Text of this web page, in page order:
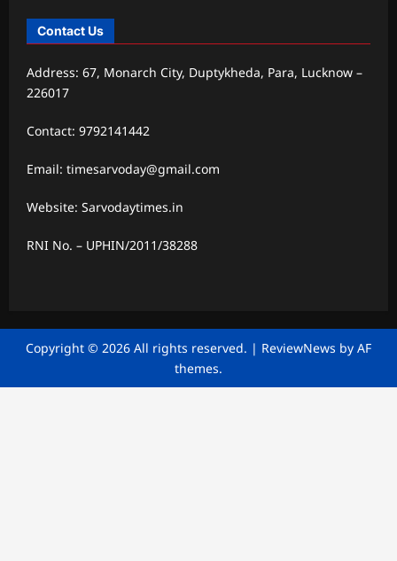
Contact Us
Address: 67, Monarch City, Duptykheda, Para, Lucknow –
226017
Contact: 9792141442
Email: timesarvoday@gmail.com
Website: Sarvodaytimes.in
RNI No. – UPHIN/2011/38288
Copyright © 2026 All rights reserved. | ReviewNews by AF
themes.